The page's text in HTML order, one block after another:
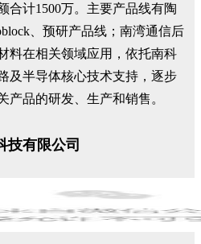
合计1500万。主要产品线有陶
、预研产品线；南湾通信后
料在相关领域应用，依托南科
及半导体核心技术支持，逐步
产品的研发、生产和销售。
技有限公司